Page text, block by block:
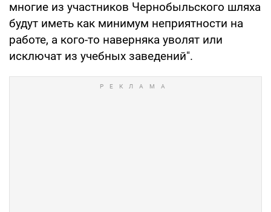
многие из участников Чернобыльского шляха
будут иметь как минимум неприятности на
работе, а кого-то наверняка уволят или
исключат из учебных заведений".